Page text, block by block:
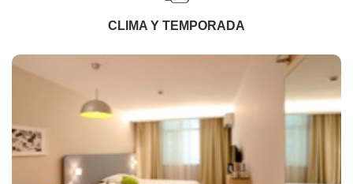
CLIMA Y TEMPORADA